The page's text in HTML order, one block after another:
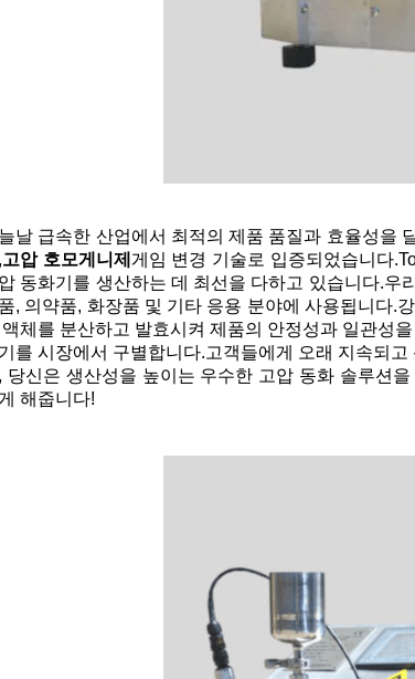
날 급속한 산업에서 최적의 제품 품질과 효율성을
고압 호모게니제 게임 변경 기술로 입증되었습니다
동화기를 생산하는 데 최선을 다하고 있습니다.우
, 의약품, 화장품 및 기타 응용 분야에 사용됩니다.
체를 분산하고 발효시켜 제품의 안정성과 일관성
를 시장에서 구별합니다.고객들에게 오래 지속되
당신은 생산성을 높이는 우수한 고압 동화 솔루션
해줍니다!